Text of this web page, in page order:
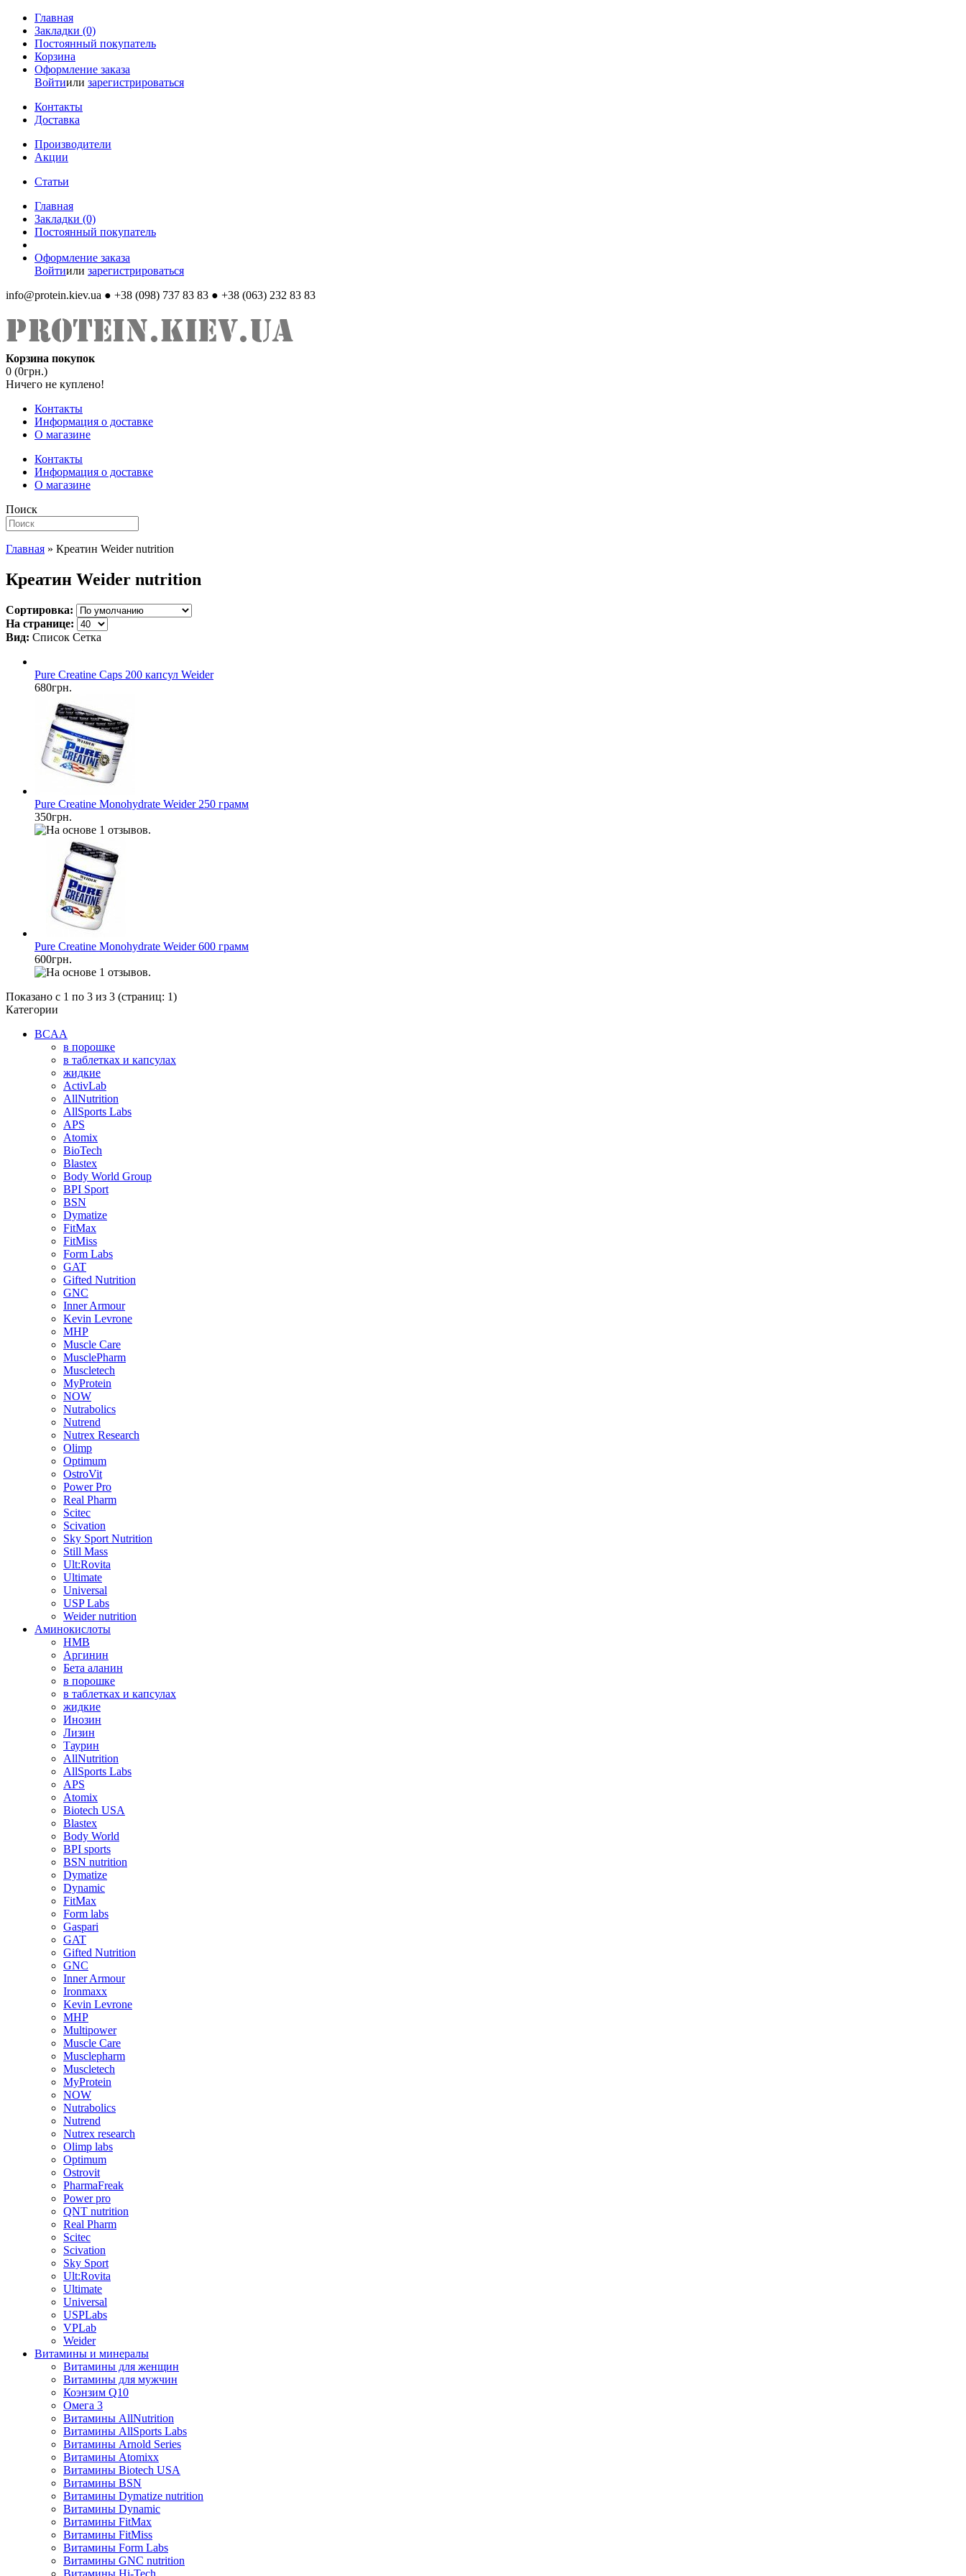
Главная
Закладки (0)
Постоянный покупатель
Корзина
Оформление заказа
Войтиили зарегистрироваться
Контакты
Доставка
Производители
Акции
Статьи
Главная
Закладки (0)
Постоянный покупатель
Оформление заказа
Войтиили зарегистрироваться
info@protein.kiev.ua ● +38 (098) 737 83 83 ● +38 (063) 232 83 83
Корзина покупок
0 (0грн.)
Ничего не куплено!
Контакты
Информация о доставке
О магазине
Контакты
Информация о доставке
О магазине
Поиск
Главная » Креатин Weider nutrition
Креатин Weider nutrition
Сортировка:
На странице:
Вид: Список Сетка
Pure Creatine Caps 200 капсул Weider
680грн.
Pure Creatine Monohydrate Weider 250 грамм
350грн.
Pure Creatine Monohydrate Weider 600 грамм
600грн.
Показано с 1 по 3 из 3 (страниц: 1)
Категории
BCAA
в порошке
в таблетках и капсулах
жидкие
ActivLab
AllNutrition
AllSports Labs
APS
Atomix
BioTech
Blastex
Body World Group
BPI Sport
BSN
Dymatize
FitMax
FitMiss
Form Labs
GAT
Gifted Nutrition
GNC
Inner Armour
Kevin Levrone
MHP
Muscle Care
MusclePharm
Muscletech
MyProtein
NOW
Nutrabolics
Nutrend
Nutrex Research
Olimp
Optimum
OstroVit
Power Pro
Real Pharm
Scitec
Scivation
Sky Sport Nutrition
Still Mass
Ult:Rovita
Ultimate
Universal
USP Labs
Weider nutrition
Аминокислоты
HMB
Аргинин
Бета аланин
в порошке
в таблетках и капсулах
жидкие
Инозин
Лизин
Таурин
AllNutrition
AllSports Labs
APS
Atomix
Biotech USA
Blastex
Body World
BPI sports
BSN nutrition
Dymatize
Dynamic
FitMax
Form labs
Gaspari
GAT
Gifted Nutrition
GNC
Inner Armour
Ironmaxx
Kevin Levrone
MHP
Multipower
Muscle Care
Musclepharm
Muscletech
MyProtein
NOW
Nutrabolics
Nutrend
Nutrex research
Olimp labs
Optimum
Ostrovit
PharmaFreak
Power pro
QNT nutrition
Real Pharm
Scitec
Scivation
Sky Sport
Ult:Rovita
Ultimate
Universal
USPLabs
VPLab
Weider
Витамины и минералы
Витамины для женщин
Витамины для мужчин
Коэнзим Q10
Омега 3
Витамины AllNutrition
Витамины AllSports Labs
Витамины Arnold Series
Витамины Atomixx
Витамины Biotech USA
Витамины BSN
Витамины Dymatize nutrition
Витамины Dynamic
Витамины FitMax
Витамины FitMiss
Витамины Form Labs
Витамины GNC nutrition
Витамины Hi-Tech